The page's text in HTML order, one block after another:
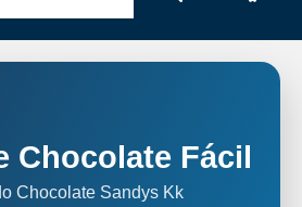
Chocolate Fácil
Chocolate Sandys Kk